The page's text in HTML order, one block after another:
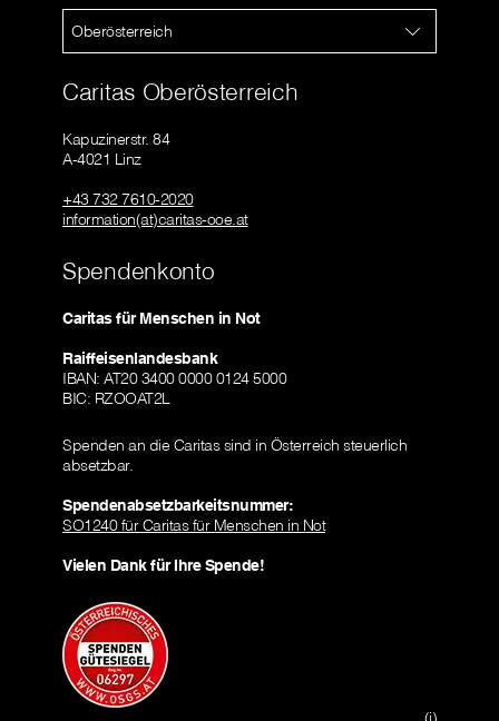
Oberösterreich
Caritas Oberösterreich
Kapuzinerstr. 84
A-4021 Linz
+43 732 7610-2020
information(at)caritas-ooe.at
Spendenkonto
Caritas für Menschen in Not
Raiffeisenlandesbank
IBAN: AT20 3400 0000 0124 5000
BIC: RZOOAT2L
Spenden an die Caritas sind in Österreich steuerlich
absetzbar.
Spendenabsetzbarkeitsnummer:
SO1240 für Caritas für Menschen in Not
Vielen Dank für Ihre Spende!